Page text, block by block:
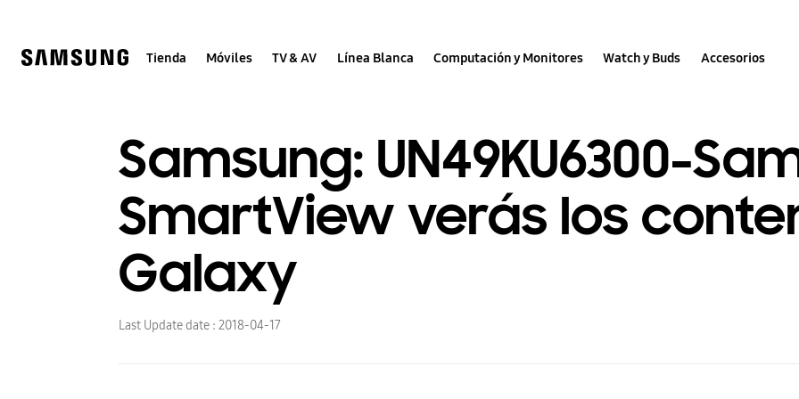
help
Tienda Móviles TV & AV Línea Blanca Computación y Monitores Watch y Buds Accesorios
Samsung: UN49KU6300-
SmartView verás los
Galaxy
Last Update date : 2018-04-17